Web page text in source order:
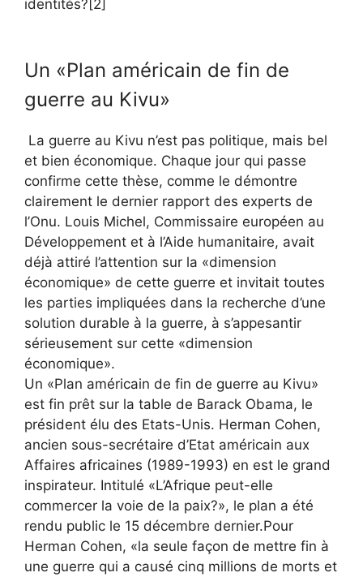
identités?[2]
Un «Plan américain de fin de
guerre au Kivu»
La guerre au Kivu n’est pas politique, mais bel
et bien économique. Chaque jour qui passe
confirme cette thèse, comme le démontre
clairement le dernier rapport des experts de
l’Onu. Louis Michel, Commissaire européen au
Développement et à l’Aide humanitaire, avait
déjà attiré l’attention sur la «dimension
économique» de cette guerre et invitait toutes
les parties impliquées dans la recherche d’une
solution durable à la guerre, à s’appesantir
sérieusement sur cette «dimension
économique».
Un «Plan américain de fin de guerre au Kivu»
est fin prêt sur la table de Barack Obama, le
président élu des Etats-Unis. Herman Cohen,
ancien sous-secrétaire d’Etat américain aux
Affaires africaines (1989-1993) en est le grand
inspirateur. Intitulé «L’Afrique peut-elle
commercer la voie de la paix?», le plan a été
rendu public le 15 décembre dernier.Pour
Herman Cohen, «la seule façon de mettre fin à
une guerre qui a causé cinq millions de morts et